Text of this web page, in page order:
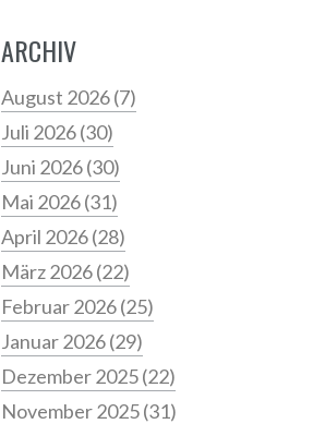
ARCHIV
August 2026(7)
Juli 2026(30)
Juni 2026(30)
Mai 2026(31)
April 2026(28)
März 2026(22)
Februar 2026(25)
Januar 2026(29)
Dezember 2025(22)
November 2025(31)